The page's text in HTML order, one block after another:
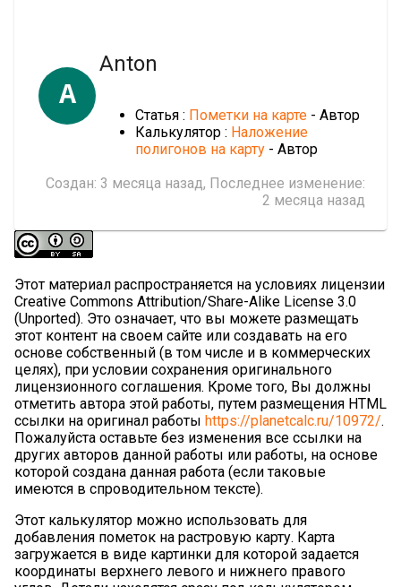
A
Anton
Статья : Пометки на карте - Автор
Калькулятор : Наложение
полигонов на карту - Автор
Создан: 3 месяца назад, Последнее изменение:
2 месяца назад
Этот материал распространяется на условиях лицензии
Creative Commons Attribution/Share-Alike License 3.0
(Unported). Это означает, что вы можете размещать
этот контент на своем сайте или создавать на его
основе собственный (в том числе и в коммерческих
целях), при условии сохранения оригинального
лицензионного соглашения. Кроме того, Вы должны
отметить автора этой работы, путем размещения HTML
ссылки на оригинал работы https://planetcalc.ru/10972/.
Пожалуйста оставьте без изменения все ссылки на
других авторов данной работы или работы, на основе
которой создана данная работа (если таковые
имеются в спроводительном тексте).
Этот калькулятор можно использовать для
добавления пометок на растровую карту. Карта
загружается в виде картинки для которой задается
координаты верхнего левого и нижнего правого